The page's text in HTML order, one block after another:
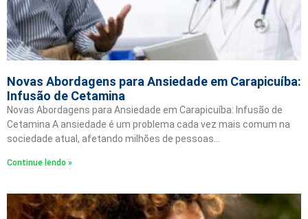
Novas Abordagens para Ansiedade em Carapicuíba:
Infusão de Cetamina
Novas Abordagens para Ansiedade em Carapicuíba: Infusão de
Cetamina A ansiedade é um problema cada vez mais comum na
sociedade atual, afetando milhões de pessoas…
Continue lendo »